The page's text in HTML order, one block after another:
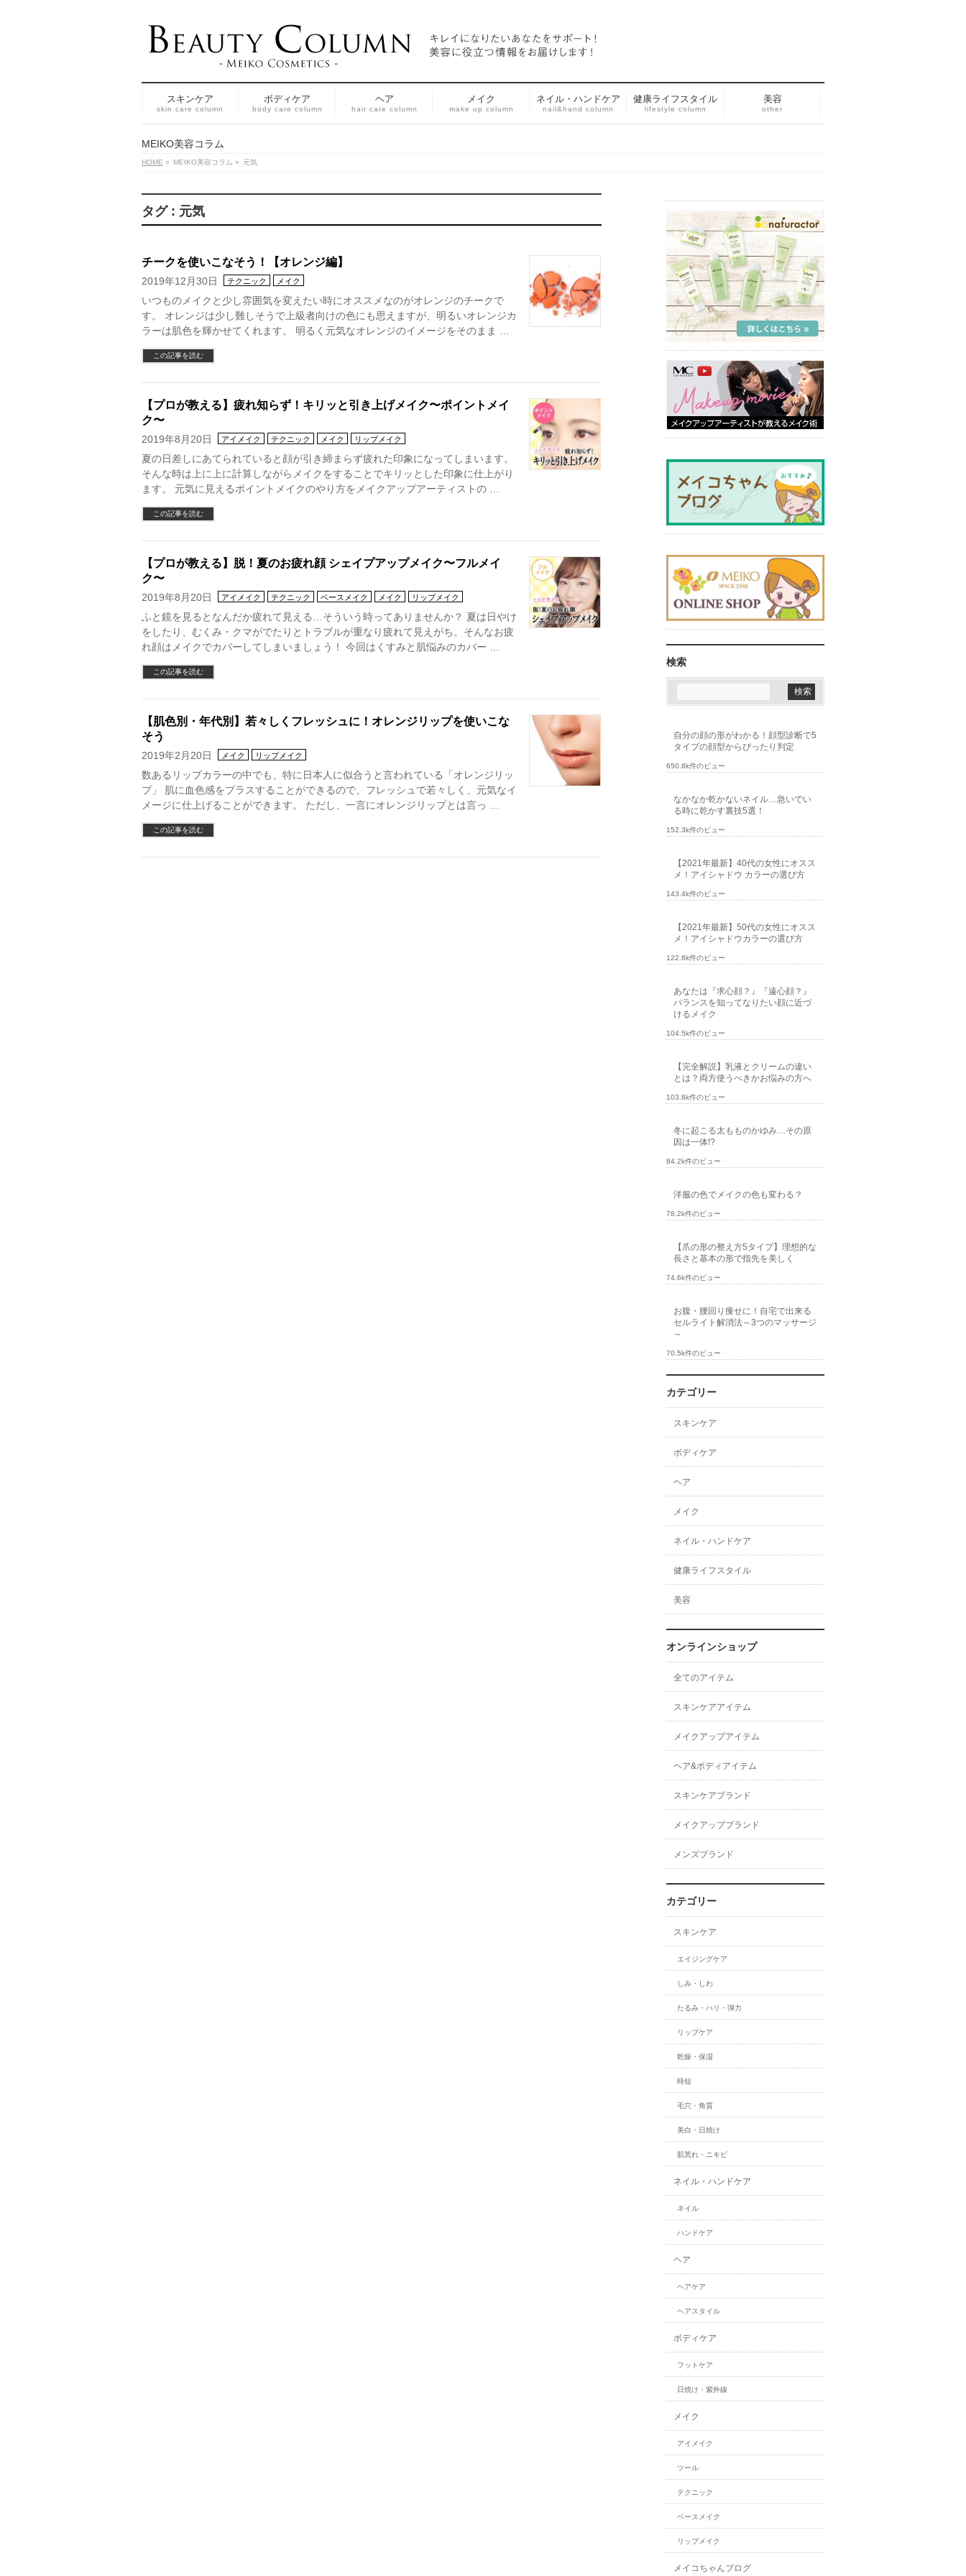
スキンケア
skin care column
ボディケア
body care column
ヘア
hair care column
メイク
make up column
ネイル・ハンドケア
nail&hand column
健康ライフスタイル
lifestyle column
美容
other
MEIKO美容コラム
HOME » MEIKO美容コラム » 元気
タグ : 元気
チークを使いこなそう！【オレンジ編】
2019年12月30日 テクニック メイク
いつものメイクと少し雰囲気を変えたい時にオススメなのがオレンジのチークで
す。 オレンジは少し難しそうで上級者向けの色にも思えますが、明るいオレンジカ
ラーは肌色を輝かせてくれます。 明るく元気なオレンジのイメージをそのまま …
この記事を読む
【プロが教える】疲れ知らず！キリッと引き上げメイク〜ポイントメイ
ク〜
2019年8月20日 アイメイク テクニック メイク リップメイク
夏の日差しにあてられていると顔が引き締まらず疲れた印象になってしまいます。
そんな時は上に上に計算しながらメイクをすることでキリッとした印象に仕上がり
ます。 元気に見えるポイントメイクのやり方をメイクアップアーティストの …
この記事を読む
【プロが教える】脱！夏のお疲れ顔 シェイプアップメイク〜フルメイ
ク〜
2019年8月20日 アイメイク テクニック ベースメイク メイク リップメイク
ふと鏡を見るとなんだか疲れて見える…そういう時ってありませんか？ 夏は日やけ
をしたり、むくみ・クマがでたりとトラブルが重なり疲れて見えがち。そんなお疲
れ顔はメイクでカバーしてしまいましょう！ 今回はくすみと肌悩みのカバー …
この記事を読む
【肌色別・年代別】若々しくフレッシュに！オレンジリップを使いこな
そう
2019年2月20日 メイク リップメイク
数あるリップカラーの中でも、特に日本人に似合うと言われている「オレンジリッ
プ」 肌に血色感をプラスすることができるので、フレッシュで若々しく、元気なイ
メージに仕上げることができます。 ただし、一言にオレンジリップとは言っ …
この記事を読む
検索
自分の顔の形がわかる！顔型診断で5
タイプの顔型からぴったり判定
650.8k件のビュー
なかなか乾かないネイル…急いでい
る時に乾かす裏技5選！
152.3k件のビュー
【2021年最新】40代の女性にオスス
メ！アイシャドウ カラーの選び方
143.4k件のビュー
【2021年最新】50代の女性にオスス
メ！アイシャドウカラーの選び方
122.8k件のビュー
あなたは『求心顔？』『遠心顔？』
バランスを知ってなりたい顔に近づ
けるメイク
104.5k件のビュー
【完全解説】乳液とクリームの違い
とは？両方使うべきかお悩みの方へ
103.8k件のビュー
冬に起こる太もものかゆみ…その原
因は一体!?
84.2k件のビュー
洋服の色でメイクの色も変わる？
78.2k件のビュー
【爪の形の整え方5タイプ】理想的な
長さと基本の形で指先を美しく
74.6k件のビュー
お腹・腰回り痩せに！自宅で出来る
セルライト解消法～3つのマッサージ
～
70.5k件のビュー
カテゴリー
スキンケア
ボディケア
ヘア
メイク
ネイル・ハンドケア
健康ライフスタイル
美容
オンラインショップ
全てのアイテム
スキンケアアイテム
メイクアップアイテム
ヘア&ボディアイテム
スキンケアブランド
メイクアップブランド
メンズブランド
カテゴリー
スキンケア
エイジングケア
しみ・しわ
たるみ・ハリ・弾力
リップケア
乾燥・保湿
時短
毛穴・角質
美白・日焼け
肌荒れ・ニキビ
ネイル・ハンドケア
ネイル
ハンドケア
ヘア
ヘアケア
ヘアスタイル
ボディケア
フットケア
日焼け・紫外線
メイク
アイメイク
ツール
テクニック
ベースメイク
リップメイク
メイコちゃんブログ